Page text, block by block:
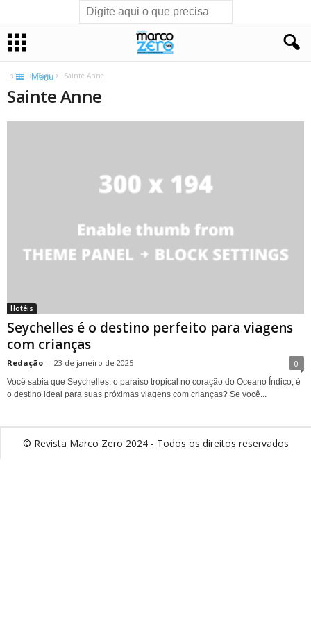
Menu
Início Tags Sainte Anne
Sainte Anne
Hotéis
Seychelles é o destino perfeito para viagens
com crianças
Redação - 23 de janeiro de 2025 0
Você sabia que Seychelles, o paraíso tropical no coração do Oceano Índico, é
o destino ideal para suas próximas viagens com crianças? Se você...
© Revista Marco Zero 2024 - Todos os direitos reservados